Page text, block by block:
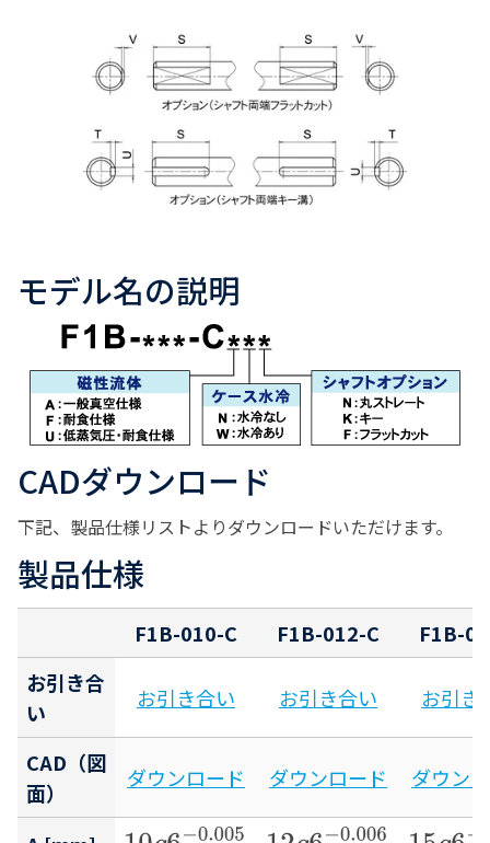
モデル名の説明
CADダウンロード
下記、製品仕様リストよりダウンロードいただけます。
製品仕様
F1B-010-C F1B-012-C
F1B-
お引き合
い
お引き合い お引き合い お引き
CAD（図
面）
ダウンロード ダウンロード ダウン